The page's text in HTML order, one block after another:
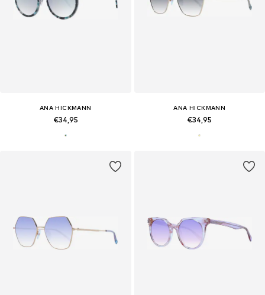
ANA HICKMANN
€34,95
ANA HICKMANN
€34,95